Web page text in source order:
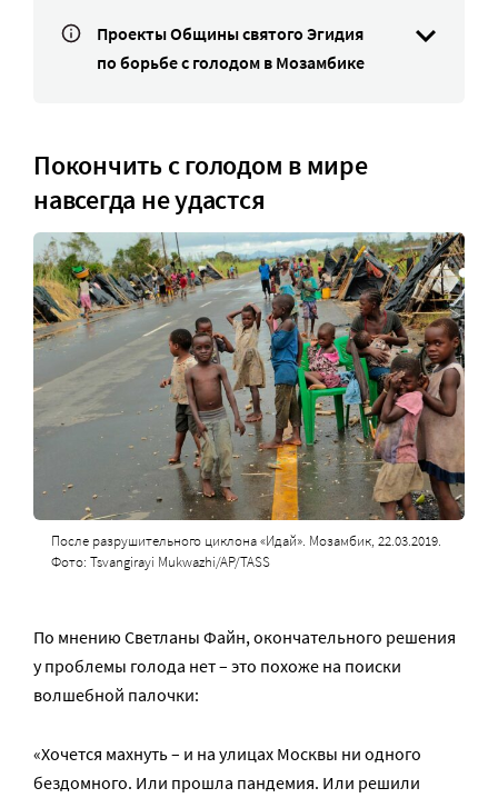
Проекты Общины святого Эгидия
по борьбе с голодом в Мозамбике
Покончить с голодом в мире
навсегда не удастся
После разрушительного циклона «Идай». Мозамбик, 22.03.2019.
Фото: Tsvangirayi Mukwazhi/AP/TASS
По мнению Светланы Файн, окончательного решения
у проблемы голода нет – это похоже на поиски
волшебной палочки:
«Хочется махнуть – и на улицах Москвы ни одного
бездомного. Или прошла пандемия. Или решили